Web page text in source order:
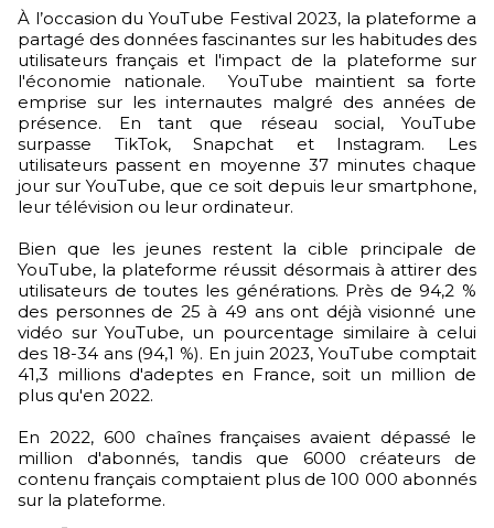
À l’occasion du YouTube Festival 2023, la plateforme a
partagé des données fascinantes sur les habitudes des
utilisateurs français et l'impact de la plateforme sur
l'économie nationale. YouTube maintient sa forte
emprise sur les internautes malgré des années de
présence. En tant que réseau social, YouTube
surpasse TikTok, Snapchat et Instagram. Les
utilisateurs passent en moyenne 37 minutes chaque
jour sur YouTube, que ce soit depuis leur smartphone,
leur télévision ou leur ordinateur.
Bien que les jeunes restent la cible principale de
YouTube, la plateforme réussit désormais à attirer des
utilisateurs de toutes les générations. Près de 94,2 %
des personnes de 25 à 49 ans ont déjà visionné une
vidéo sur YouTube, un pourcentage similaire à celui
des 18-34 ans (94,1 %). En juin 2023, YouTube comptait
41,3 millions d'adeptes en France, soit un million de
plus qu'en 2022.
En 2022, 600 chaînes françaises avaient dépassé le
million d'abonnés, tandis que 6000 créateurs de
contenu français comptaient plus de 100 000 abonnés
sur la plateforme.